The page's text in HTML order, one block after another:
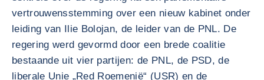
vertrouwensstemming over een nieuw kabinet onder
leiding van Ilie Bolojan, de leider van de PNL. De
regering werd gevormd door een brede coalitie
bestaande uit vier partijen: de PNL, de PSD, de
liberale Unie „Red Roemenië“ (USR) en de